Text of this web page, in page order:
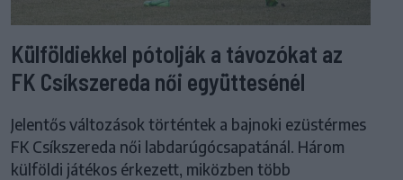
Külföldiekkel pótolják a távozókat az
FK Csíkszereda női együttesénél
Jelentős változások történtek a bajnoki ezüstérmes
FK Csíkszereda női labdarúgócsapatánál. Három
külföldi játékos érkezett, miközben több